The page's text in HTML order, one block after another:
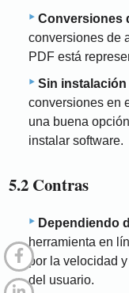
Conversiones
conversiones de
PDF está
Sin
conversiones en
una buena
instalar software.
5.2 Contras
Dependiendo
herramienta en
por la velocidad
del usuario.